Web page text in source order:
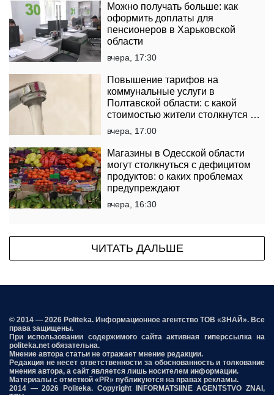
Можно получать больше: как
оформить доплаты для
пенсионеров в Харьковской
области
вчера, 17:30
Повышение тарифов на
коммунальные услуги в
Полтавской области: с какой
стоимостью жители столкнутся в
платежках
вчера, 17:00
Магазины в Одесской области
могут столкнуться с дефицитом
продуктов: о каких проблемах
предупреждают
вчера, 16:30
ЧИТАТЬ ДАЛЬШЕ
© 2014 — 2026 Politeka. Информационное агентство ТОВ «ЗНАЙ». Все
права защищены.
При использовании содержимого сайта активная гиперссылка на
politeka.net обязательна.
Мнение автора статьи не отражает мнение редакции.
Редакция не несет ответственности за обоснованность и толкование
мнения автора, а сайт является лишь носителем информации.
Материалы с отметкой «PR» публикуются на правах рекламы.
2014 — 2026 Politeka. Copyright INFORMATSIINE AGENTSTVO ZNAI,